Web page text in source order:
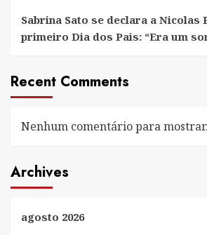
Sabrina Sato se declara a Nicolas
primeiro Dia dos Pais: “Era um
Recent Comments
Nenhum comentário para mostrar.
Archives
agosto 2026